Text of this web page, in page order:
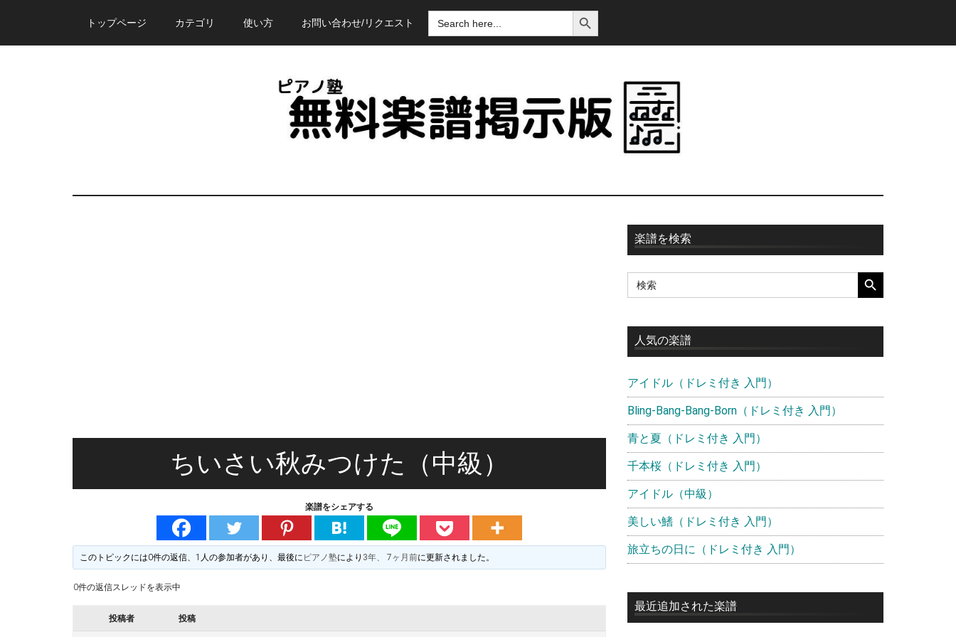
main
primary
footer
トップページ カテゴリ 使い方 お問い合わせ/リクエスト
SEARCH
FOR:
SEARCH BUTTON
ピ
譜
掲
示
板
で
ちいさい秋みつけた（中級）
楽譜をシェアする
このトピックには0件の返信、1人の参加者があり、最後に ピアノ塾により 3年、 7ヶ月前に更新されました。
0件の返信スレッドを表示中
投稿者 投稿
最
初
の
イ
ド
バ
ー
楽譜を検索
Search
for:
SEARCH BUTTON
人気の楽譜
アイドル（ドレミ付き 入門）
Bling-Bang-Bang-Born（ドレミ付き 入門）
青と夏（ドレミ付き 入門）
千本桜（ドレミ付き 入門）
アイドル（中級）
美しい鰭（ドレミ付き 入門）
旅立ちの日に（ドレミ付き 入門）
最近追加された楽譜